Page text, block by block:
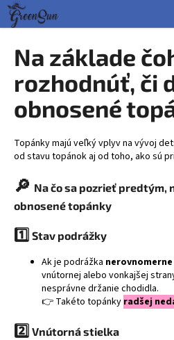
Prejsť
obsah
Na základe
rozhodnúť, či
obnosené
Topánky majú veľký vplyv na vývoj
od stavu topánok aj od toho, ako sú
🔎 Na čo sa pozrieť predtým,
obnosené topánky
1️⃣ Stav podrážky
Ak je podrážka
vnútornej alebo vonkajšej
nesprávne držanie chodidla.
👉 Takéto topánky radšej
2️⃣ Vnútorná stielka
K
o
Č
o
p
t
e
b
j
á